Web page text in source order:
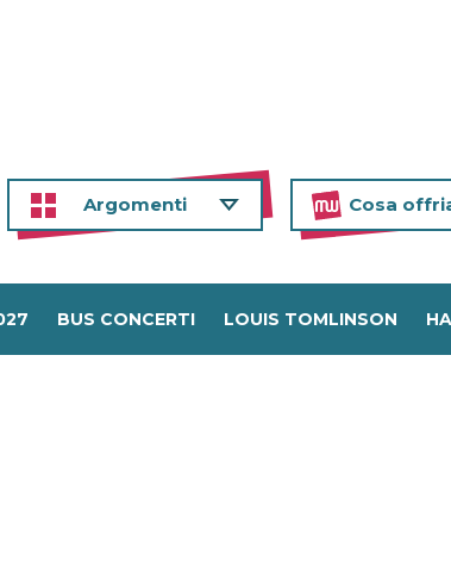
Argomenti Cosa
BUS CONCERTI LOUIS TOMLINSON